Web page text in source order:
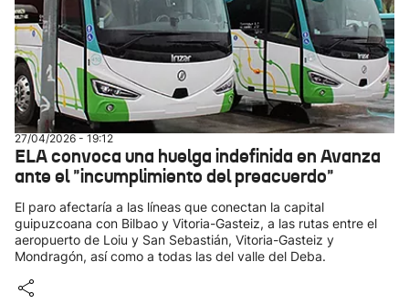
27/04/2026 - 19:12
ELA convoca una huelga indefinida en Avanza
ante el "incumplimiento del preacuerdo"
El paro afectaría a las líneas que conectan la capital
guipuzcoana con Bilbao y Vitoria-Gasteiz, a las rutas entre el
aeropuerto de Loiu y San Sebastián, Vitoria-Gasteiz y
Mondragón, así como a todas las del valle del Deba.